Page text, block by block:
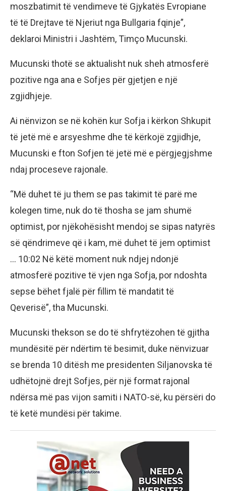
moszbatimit të vendimeve të Gjykatës Evropiane
të të Drejtave të Njeriut nga Bullgaria fqinje”,
deklaroi Ministri i Jashtëm, Timço Mucunski.
Mucunski thotë se aktualisht nuk sheh atmosferë
pozitive nga ana e Sofjes për gjetjen e një
zgjidhjeje.
Ai nënvizon se në kohën kur Sofja i kërkon Shkupit
të jetë më e arsyeshme dhe të kërkojë zgjidhje,
Mucunski e fton Sofjen të jetë më e përgjegjshme
ndaj proceseve rajonale.
“Më duhet të ju them se pas takimit të parë me
kolegen time, nuk do të thosha se jam shumë
optimist, por njëkohësisht mendoj se sipas natyrës
së qëndrimeve që i kam, më duhet të jem optimist
… 10:02 Në këtë moment nuk ndjej ndonjë
atmosferë pozitive të vjen nga Sofja, por ndoshta
sepse bëhet fjalë për fillim të mandatit të
Qeverisë”, tha Mucunski.
Mucunski thekson se do të shfrytëzohen të gjitha
mundësitë për ndërtim të besimit, duke nënvizuar
se brenda 10 ditësh me presidenten Siljanovska të
udhëtojnë drejt Sofjes, për një format rajonal
ndërsa më pas vijon samiti i NATO-së, ku përsëri do
të ketë mundësi për takime.